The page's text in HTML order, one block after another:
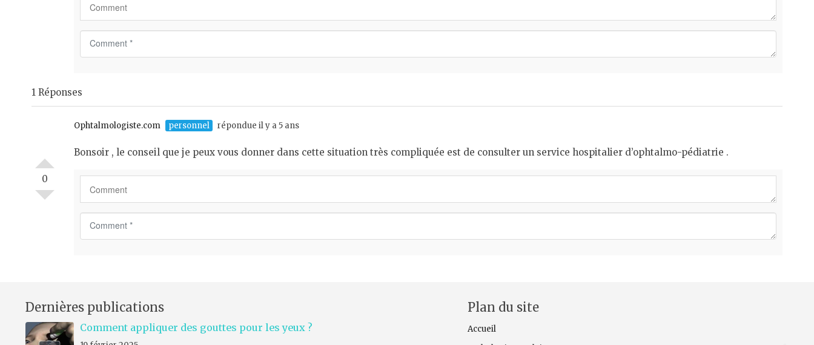
e
n
t
1 Réponses
0
Ophtalmologiste.com personnel répondue il y a 5 ans
Bonsoir , le conseil que je peux vous donner dans cette situation très compliquée est de consulter un service hospitalier d’ophtalmo-pédiatrie .
t
Dernières publications
Comment appliquer des gouttes pour les yeux ?
Plan du site
Accueil